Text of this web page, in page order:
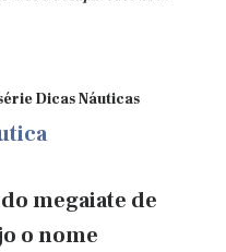
Dicas Náuticas
megaiate de
o nome